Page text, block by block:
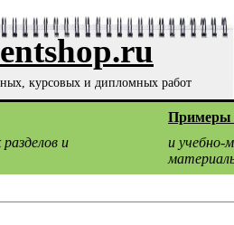
курсовых и дипломных работ
и
Примеры
и учебно-